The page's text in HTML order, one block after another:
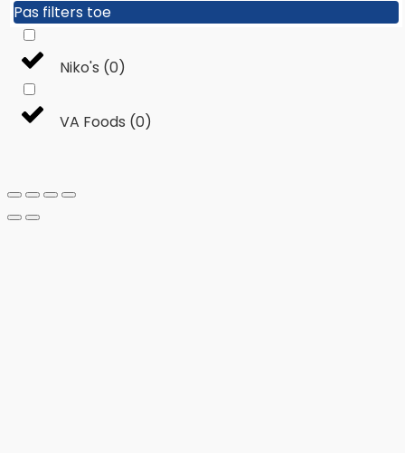
Pas filters toe
Fondo Crusti
Niko's (0)
VA Foods (0)
Pas filters toe